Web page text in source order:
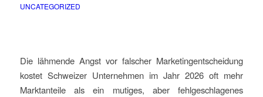
UNCATEGORIZED
Die lähmende Angst vor falscher Marketingentscheidung
kostet Schweizer Unternehmen im Jahr 2026 oft mehr
Marktanteile als ein mutiges, aber fehlgeschlagenes